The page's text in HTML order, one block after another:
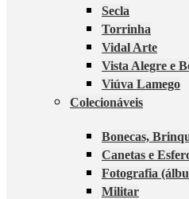
Secla
Torrinha
Vidal Arte
Vista Alegre e
Viúva Lamego
Colecionáveis
Bonecas,
Canetas e
Fotografia
Militar